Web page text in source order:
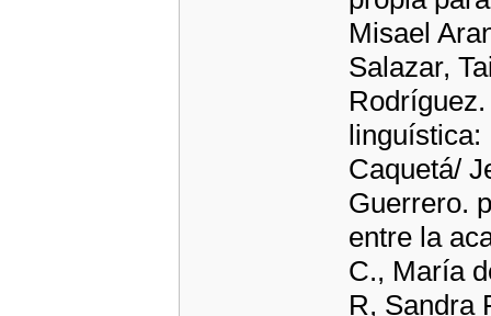
Misael
Salazar,
linguística:
Caquetá/
Guerrero.
entre la
C., María
R, Sandra